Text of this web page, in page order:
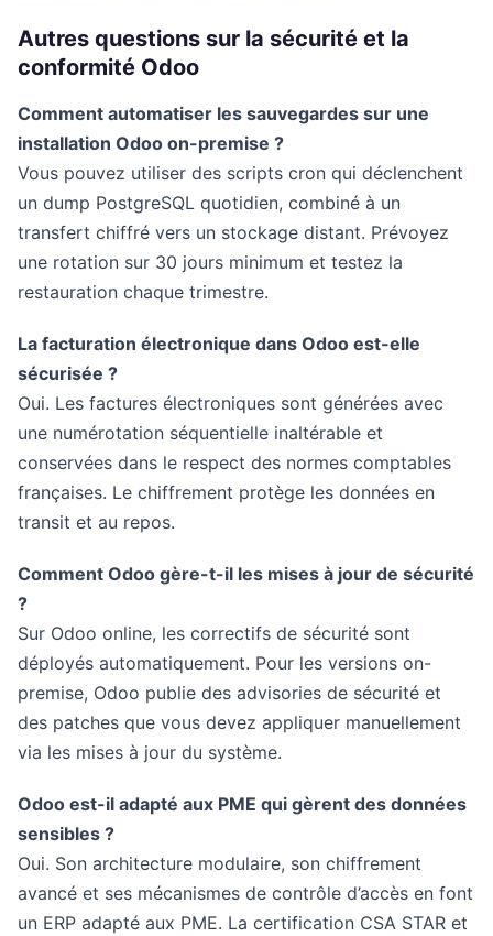
Autres questions sur la sécurité et la
conformité Odoo
Comment automatiser les sauvegardes sur une
installation Odoo on-premise ?
Vous pouvez utiliser des scripts cron qui déclenchent
un dump PostgreSQL quotidien, combiné à un
transfert chiffré vers un stockage distant. Prévoyez
une rotation sur 30 jours minimum et testez la
restauration chaque trimestre.
La facturation électronique dans Odoo est-elle
sécurisée ?
Oui. Les factures électroniques sont générées avec
une numérotation séquentielle inaltérable et
conservées dans le respect des normes comptables
françaises. Le chiffrement protège les données en
transit et au repos.
Comment Odoo gère-t-il les mises à jour de sécurité
?
Sur Odoo online, les correctifs de sécurité sont
déployés automatiquement. Pour les versions on-
premise, Odoo publie des advisories de sécurité et
des patches que vous devez appliquer manuellement
via les mises à jour du système.
Odoo est-il adapté aux PME qui gèrent des données
sensibles ?
Oui. Son architecture modulaire, son chiffrement
avancé et ses mécanismes de contrôle d’accès en font
un ERP adapté aux PME. La certification CSA STAR et